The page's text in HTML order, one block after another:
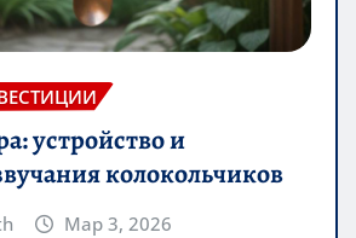
устройство и
колокольчиков
Мар 3, 2026